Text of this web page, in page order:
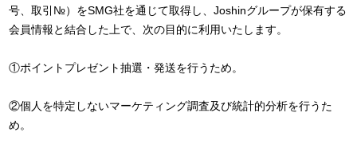
号、取引№）をSMG社を通じて取得し、Joshinグループが保有する
会員情報と結合した上で、次の目的に利用いたします。
①ポイントプレゼント抽選・発送を行うため。
②個人を特定しないマーケティング調査及び統計的分析を行うた
め。